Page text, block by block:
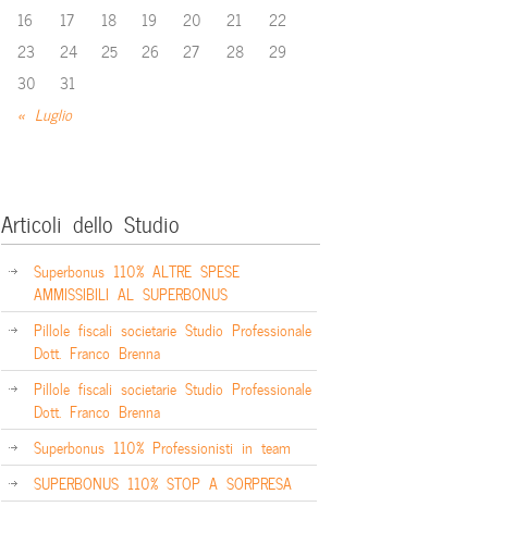
« Luglio
16
17 18 19 20 21
22
23
24 25 26 27 28
29
30
31
Articoli dello Studio
Superbonus 110% ALTRE SPESE
AMMISSIBILI AL SUPERBONUS
Pillole fiscali societarie Studio Professionale
Dott. Franco Brenna
Pillole fiscali societarie Studio Professionale
Dott. Franco Brenna
Superbonus 110% Professionisti in team
SUPERBONUS 110% STOP A SORPRESA